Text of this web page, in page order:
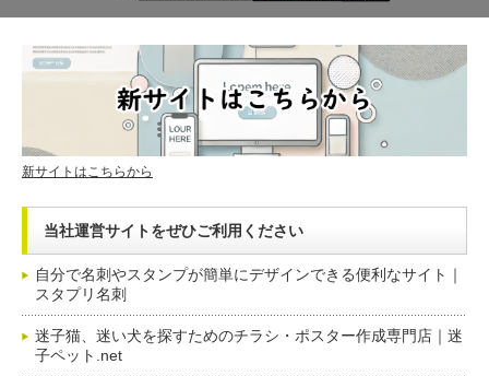
新サイトはこちらから
当社運営サイトをぜひご利用ください
自分で名刺やスタンプが簡単にデザインできる便利なサイト｜
スタプリ名刺
迷子猫、迷い犬を探すためのチラシ・ポスター作成専門店｜迷
子ペット.net